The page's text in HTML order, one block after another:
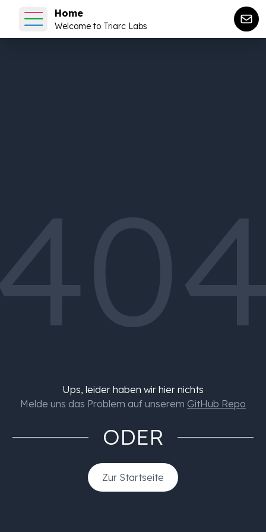
Home
Welcome to Triarc Labs
Ups, leider haben wir hier nichts
Melde uns das Problem auf unserem GitHub Repo
ODER
Zur Startseite